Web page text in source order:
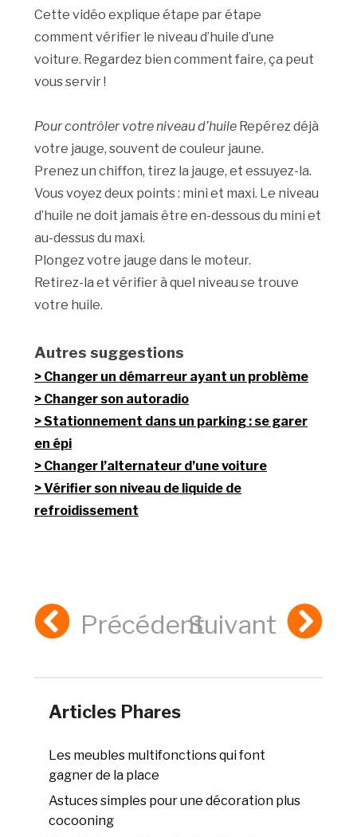
Cette vidéo explique étape par étape
comment vérifier le niveau d’huile d’une
voiture. Regardez bien comment faire, ça peut
vous servir !
Pour contrôler votre niveau d’huile Repérez déjà
votre jauge, souvent de couleur jaune.
Prenez un chiffon, tirez la jauge, et essuyez-la.
Vous voyez deux points : mini et maxi. Le niveau
d’huile ne doit jamais être en-dessous du mini et
au-dessus du maxi.
Plongez votre jauge dans le moteur.
Retirez-la et vérifier à quel niveau se trouve
votre huile.
Autres suggestions
Changer un démarreur ayant un problème
Changer son autoradio
Stationnement dans un parking : se garer
en épi
Changer l’alternateur d’une voiture
Vérifier son niveau de liquide de
refroidissement
PrécédentSuivant
Articles Phares
Les meubles multifonctions qui font
gagner de la place
Astuces simples pour une décoration plus
cocooning